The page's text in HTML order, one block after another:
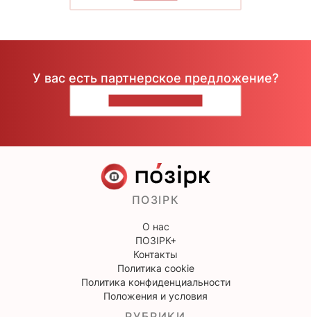
У вас есть партнерское предложение?
ПОЗІРК
О нас
ПОЗІРК+
Контакты
Политика cookie
Политика конфиденциальности
Положения и условия